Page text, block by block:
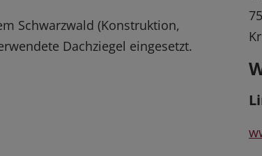
Schwarzwald (Konstruktion,
Dachziegel eingesetzt.